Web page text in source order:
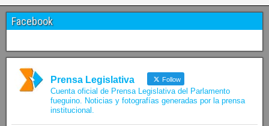
Facebook
Prensa Legislativa Follow
Cuenta oficial de Prensa Legislativa del Parlamento
fueguino. Noticias y fotografías generadas por la prensa
institucional.